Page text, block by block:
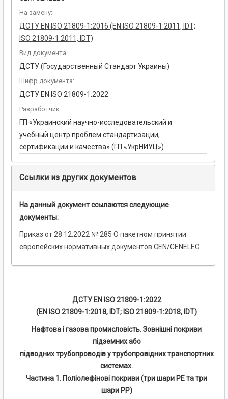
На замену:
ДСТУ EN ISO 21809-1:2016 (EN ISO 21809-1:2011, IDT;
ISO 21809-1:2011, IDT)
Вид документа:
ДСТУ (Государственный Стандарт Украины)
Шифр документа:
ДСТУ EN ISO 21809-1:2022
Разработчик:
ГП «Украинский научно-исследовательский и
учебный центр проблем стандартизации,
сертификации и качества» (ГП «УкрНИУЦ»)
Ссылки из других документов
На данный документ ссылаются следующие
документы:
Приказ от 28.12.2022 № 285 О пакетном принятии
европейских нормативных документов CEN/CENELEC
ДСТУ EN ISO 21809-1:2022
(EN ISO 21809-1:2018, IDT; ISO 21809-1:2018, IDT)
Нафтова і газова промисловість. Зовнішні покриви
підземних або
підводних трубопроводів у трубопровідних транспортних
системах.
Частина 1. Поліолефінові покриви (три шари РЕ та три
шари РР)